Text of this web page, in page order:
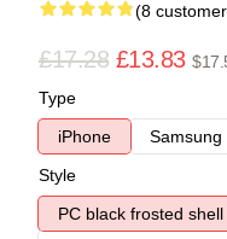
(8
£17.28 £13.83
Type
iPhone
Samsung
Style
PC black frosted shell